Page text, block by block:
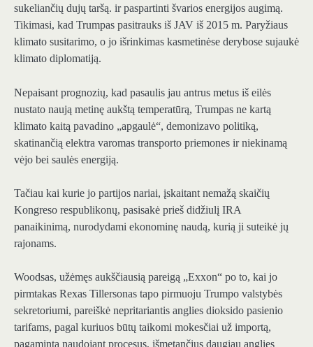
sukeliančių dujų taršą. ir paspartinti švarios energijos augimą.
Tikimasi, kad Trumpas pasitrauks iš JAV iš 2015 m. Paryžiaus
klimato susitarimo, o jo išrinkimas kasmetinėse derybose sujaukė
klimato diplomatiją.
Nepaisant prognozių, kad pasaulis jau antrus metus iš eilės
nustato naują metinę aukštą temperatūrą, Trumpas ne kartą
klimato kaitą pavadino „apgaulė“, demonizavo politiką,
skatinančią elektra varomas transporto priemones ir niekinamą
vėjo bei saulės energiją.
Tačiau kai kurie jo partijos nariai, įskaitant nemažą skaičių
Kongreso respublikonų, pasisakė prieš didžiulį IRA
panaikinimą, nurodydami ekonominę naudą, kurią ji suteikė jų
rajonams.
Woodsas, užėmęs aukščiausią pareigą „Exxon“ po to, kai jo
pirmtakas Rexas Tillersonas tapo pirmuoju Trumpo valstybės
sekretoriumi, pareiškė nepritariantis anglies dioksido pasienio
tarifams, pagal kuriuos būtų taikomi mokesčiai už importą,
pagamintą naudojant procesus, išmetančius daugiau anglies